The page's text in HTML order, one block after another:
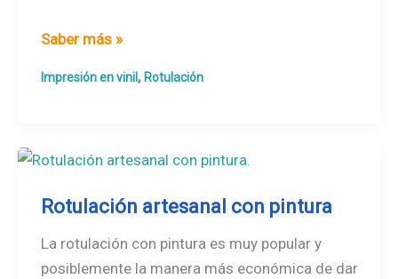
Impresión
en
Saber más »
Impresión en vinil, Rotulación
Rotulación artesanal con pintura
La rotulación con pintura es muy popular y
posiblemente la manera más económica de dar